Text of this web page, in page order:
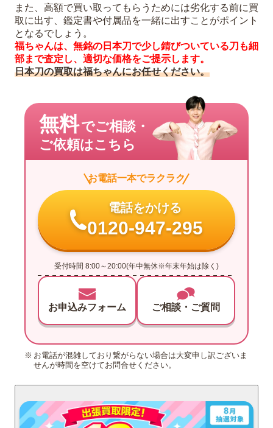
また、高額で買い取ってもらうためには劣化する前に買
取に出す、鑑定書や付属品を一緒に出すことがポイント
となるでしょう。
福ちゃんは、無銘の日本刀で少し錆びついている刀も細
部まで査定し、適切な価格をご提示します。
日本刀の買取は福ちゃんにお任せください。
無料でご相談・
ご依頼はこちら
お電話一本でラクラク
電話をかける
0120-947-295
受付時間 8:00～20:00(年中無休※年末年始は除く)
お申込みフォーム ご相談・ご質問
お電話が混雑しており繋がらない場合は大変申し訳ございま
せんが時間を空けてお問合せください。